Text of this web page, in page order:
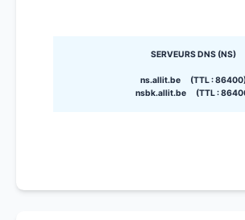
SERVEURS DNS (NS)
ns.allit.be (TTL :
nsbk.allit.be (TTL :